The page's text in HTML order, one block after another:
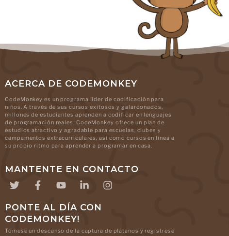
ACERCA DE CODEMONKEY
CodeMonkey es un programa líder de codificación para
niños. A través de sus cursos exitosos y galardonados,
millones de estudiantes aprenden a codificar en lenguajes
de programación reales. CodeMonkey ofrece un plan de
estudios atractivo y agradable para escuelas, clubes y
campamentos extracurriculares, así como cursos en línea a
su propio ritmo para aprender a programar en casa.
MANTENTE EN CONTACTO
PONTE AL DÍA CON
CODEMONKEY!
Tómese un descanso de la captura de plátanos y regístrese